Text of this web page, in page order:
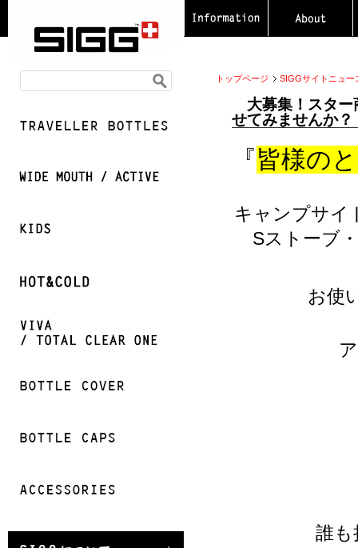
トップページ SIGGサイトニュー
大募集！スター
せてみませんか？
『皆様の
キャンプサイ
Sストーブ
お使
誰も